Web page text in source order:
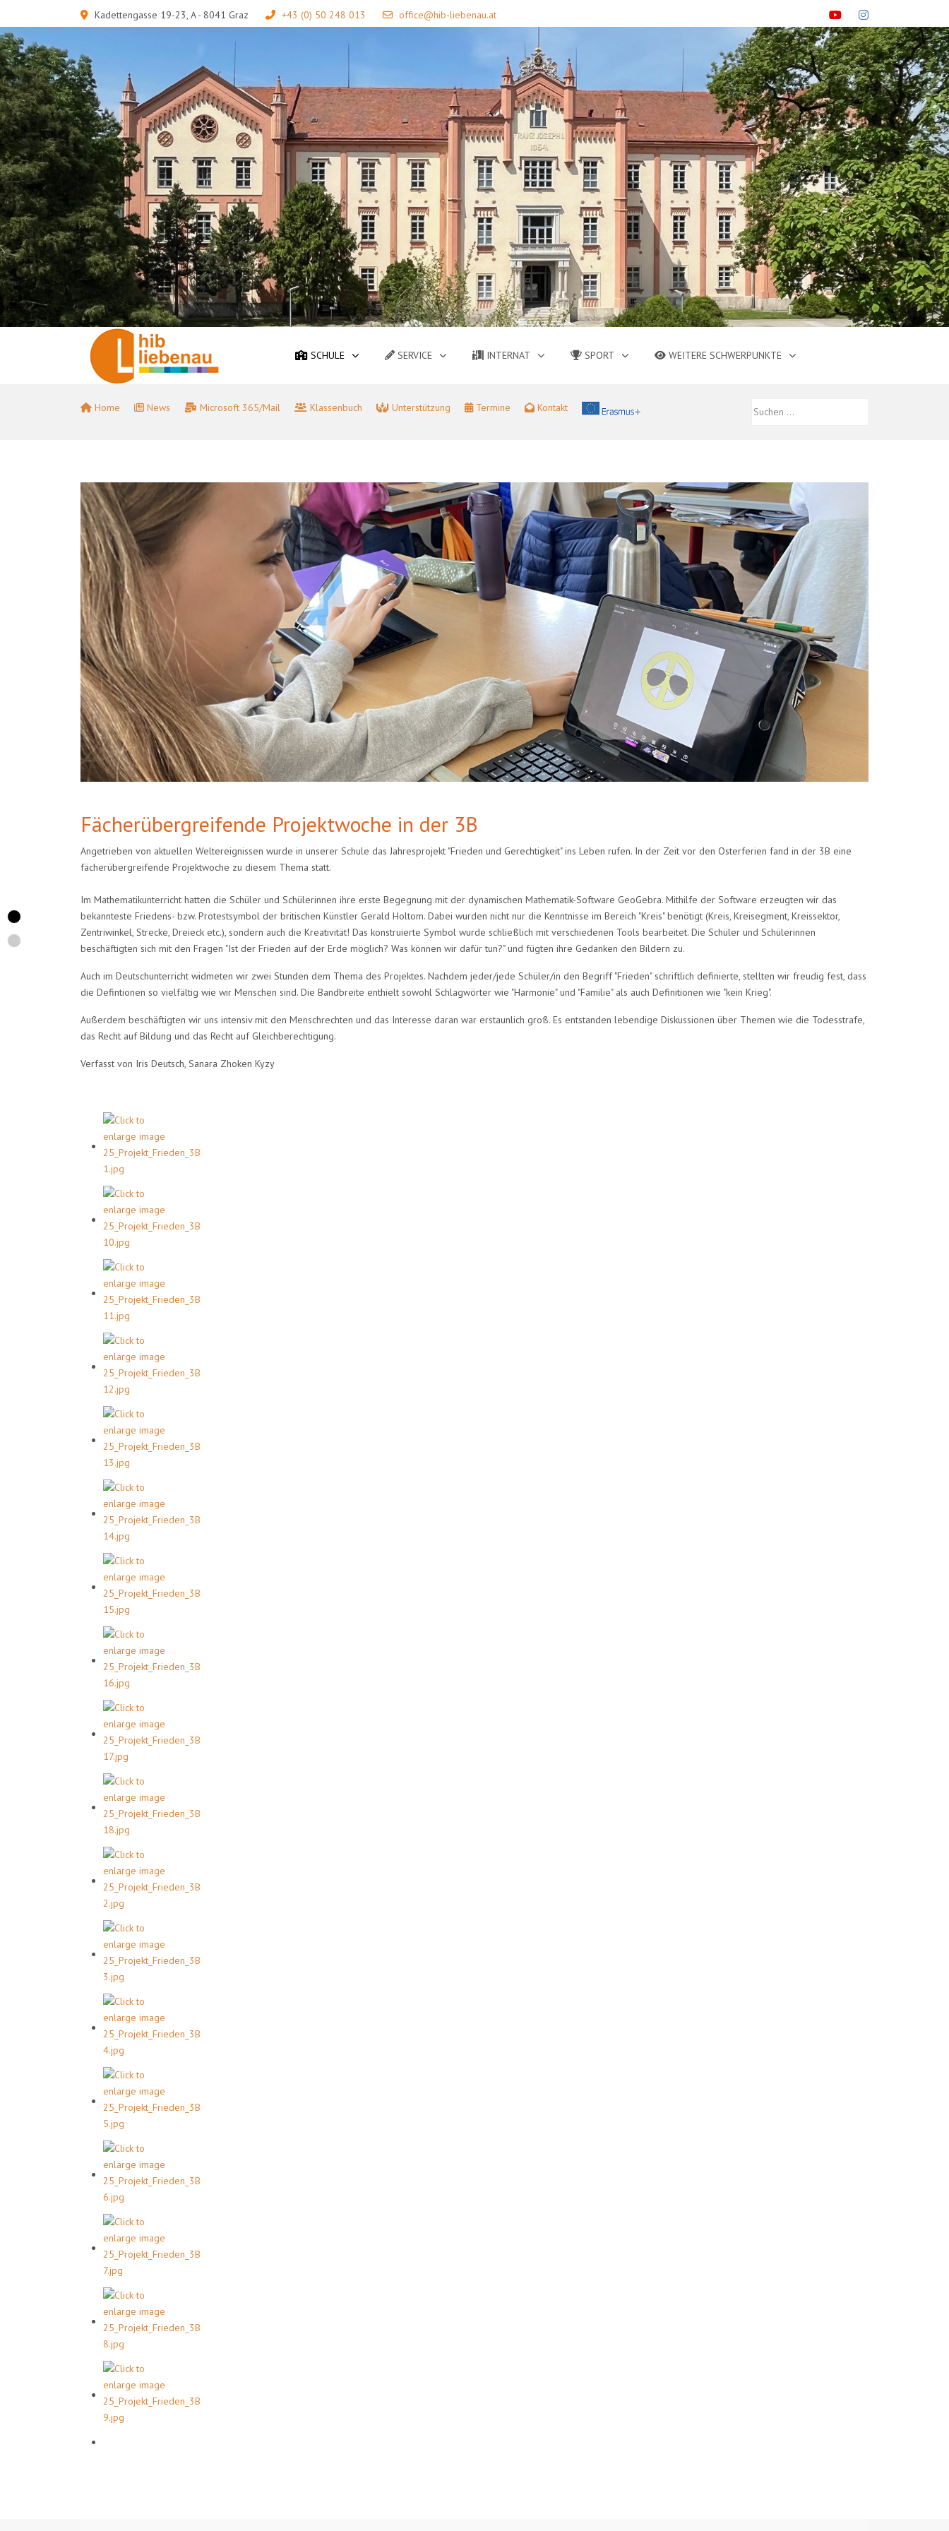
Kadettengasse 19-23, A - 8041 Graz +43 (0) 50 248 013 office@hib-liebenau.at
SCHULE SERVICE INTERNAT SPORT WEITERE SCHWERPUNKTE
Home News Microsoft 365/Mail Klassenbuch Unterstützung Termine Kontakt
Fächerübergreifende Projektwoche in der 3B
Angetrieben von aktuellen Weltereignissen wurde in unserer Schule das Jahresprojekt "Frieden und Gerechtigkeit" ins Leben rufen. In der Zeit vor den Osterferien fand in der 3B eine
fächerübergreifende Projektwoche zu diesem Thema statt.
Im Mathematikunterricht hatten die Schüler und Schülerinnen ihre erste Begegnung mit der dynamischen Mathematik-Software GeoGebra. Mithilfe der Software erzeugten wir das
bekannteste Friedens- bzw. Protestsymbol der britischen Künstler Gerald Holtom. Dabei wurden nicht nur die Kenntnisse im Bereich "Kreis" benötigt (Kreis, Kreisegment, Kreissektor,
Zentriwinkel, Strecke, Dreieck etc.), sondern auch die Kreativität! Das konstruierte Symbol wurde schließlich mit verschiedenen Tools bearbeitet. Die Schüler und Schülerinnen
beschäftigten sich mit den Fragen "Ist der Frieden auf der Erde möglich? Was können wir dafür tun?" und fügten ihre Gedanken den Bildern zu.
Auch im Deutschunterricht widmeten wir zwei Stunden dem Thema des Projektes. Nachdem jeder/jede Schüler/in den Begriff "Frieden" schriftlich definierte, stellten wir freudig fest, dass
die Defintionen so vielfältig wie wir Menschen sind. Die Bandbreite enthielt sowohl Schlagwörter wie "Harmonie" und "Familie" als auch Definitionen wie "kein Krieg".
Außerdem beschäftigten wir uns intensiv mit den Menschrechten und das Interesse daran war erstaunlich groß. Es entstanden lebendige Diskussionen über Themen wie die Todesstrafe,
das Recht auf Bildung und das Recht auf Gleichberechtigung.
Verfasst von Iris Deutsch, Sanara Zhoken Kyzy